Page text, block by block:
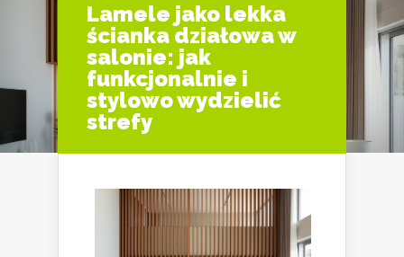
Lamele jako lekka
ścianka działowa w
salonie: jak
funkcjonalnie i
stylowo wydzielić
strefy